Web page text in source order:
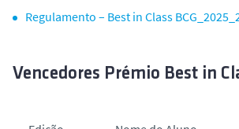
Regulamento – Best in Class
Vencedores Prémio Best in